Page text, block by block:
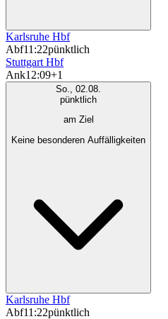
Karlsruhe Hbf
Abf11:22pünktlich
Stuttgart Hbf
Ank12:09+1
So., 02.08.
pünktlich
am Ziel
Keine besonderen Auffälligkeiten
Karlsruhe Hbf
Abf11:22pünktlich